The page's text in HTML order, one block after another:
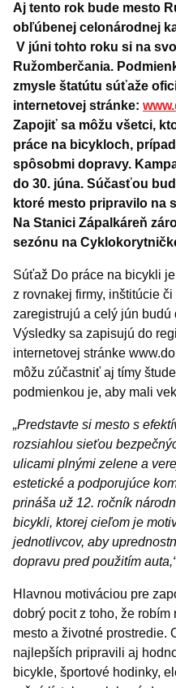
Aj tento rok bude mesto
obľúbenej celonárodnej
V júni tohto roku si na
Ružomberčania.
zmysle štatútu súťaže
internetovej stránke:
Zapojiť sa môžu všetci,
práce na bicykloch,
spôsobmi dopravy.
do 30. júna. Súčasťou
ktoré mesto pripravilo na
Na Stanici Zápalkáreň
sezónu na
Súťaž Do práce na bicykli
z rovnakej firmy, inštitúcie
zaregistrujú a celý jún
Výsledky sa zapisujú do
internetovej stránke
môžu zúčastniť aj tímy
podmienkou je, aby mali
„Predstavte si mesto s
rozsiahlou sieťou
ulicami plnými zelene a
estetické a podporujúce
prináša už 12. ročník
bicykli, ktorej cieľom je
jednotlivcov, aby
dopravu pred použitím auta,“
Hlavnou motiváciou pre
dobrý pocit z toho, že
mesto a životné prostredie.
najlepších pripravili aj
bicykle, športové hodinky,